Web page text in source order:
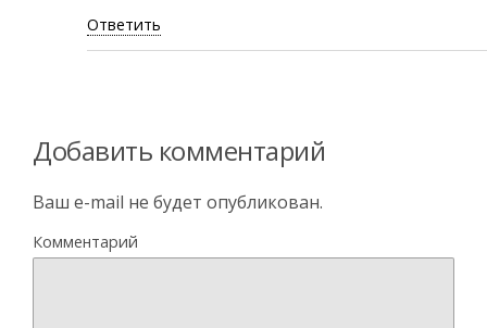
Ответить
Добавить комментарий
Ваш e-mail не будет опубликован.
Комментарий